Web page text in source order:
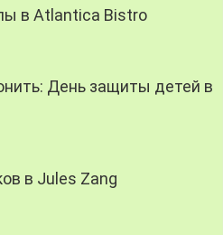
в Atlantica Bistro
День защиты детей в
в Jules Zang